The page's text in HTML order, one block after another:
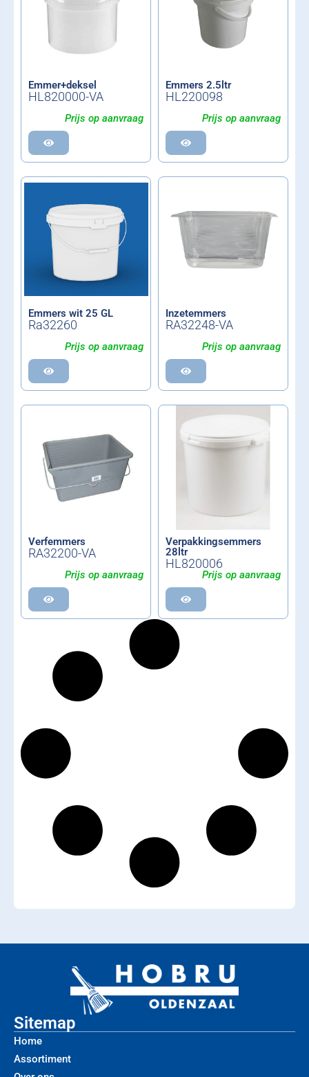
Emmer+deksel
HL820000-VA
Prijs op aanvraag
Emmers 2.5ltr
HL220098
Prijs op aanvraag
Emmers wit 25 GL
Ra32260
Prijs op aanvraag
Inzetemmers
RA32248-VA
Prijs op aanvraag
Verfemmers
RA32200-VA
Prijs op aanvraag
Verpakkingsemmers
28ltr
HL820006
Prijs op aanvraag
Sitemap
Home
Assortiment